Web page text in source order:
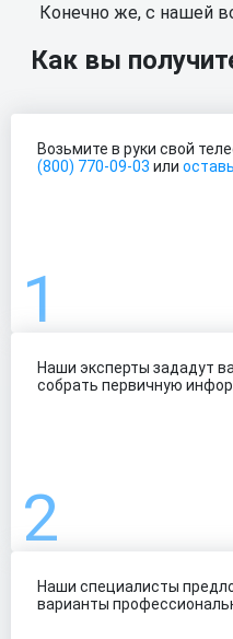
Конечно же, с нашей
Как вы
Возьмите в руки свой
(800) 770-09-03 или
Наши эксперты зададут
собрать первичную
Наши специалисты
варианты